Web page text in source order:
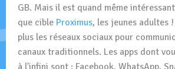
GB. Mais il est quand même
que cible Proximus, les jeunes adultes
plus les réseaux sociaux pour
canaux traditionnels. Les apps dont